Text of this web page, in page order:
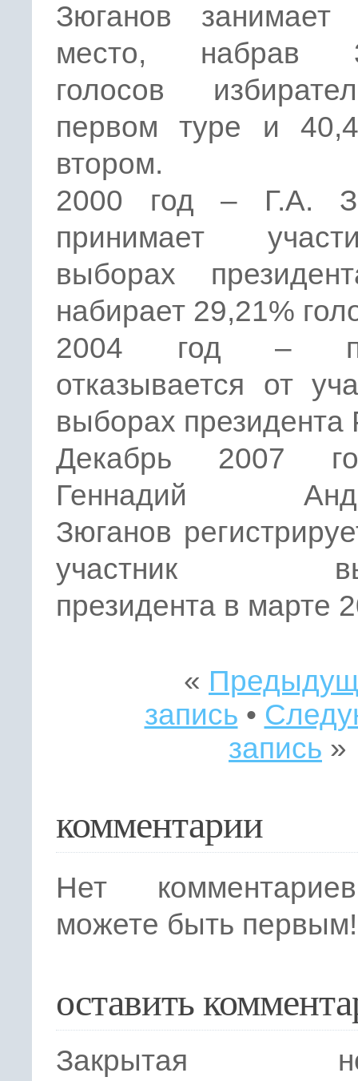
Зюганов занимает
место, набрав
голосов
первом туре и
втором.
2000 год – Г.А.
принимает
выборах
набирает 29,21%
2004 год –
отказывается от
выборах
Декабрь 2007
Геннадий
Зюганов
участник
президента в марте
«
запись •
запись »
комментарии
Нет
можете быть первым!
оставить
Закрытая